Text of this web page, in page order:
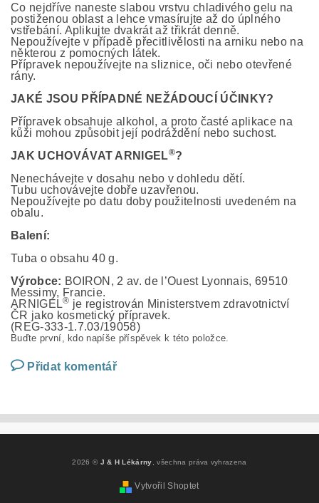
Co nejdříve naneste slabou vrstvu chladivého gelu na
postiženou oblast a lehce vmasírujte až do úplného
vstřebání. Aplikujte dvakrát až třikrát denně.
Nepoužívejte v případě přecitlivělosti na arniku nebo na
některou z pomocných látek.
Přípravek nepoužívejte na sliznice, oči nebo otevřené
rány.
JAKÉ JSOU PŘÍPADNÉ NEŽÁDOUCÍ ÚČINKY?
Přípravek obsahuje alkohol, a proto časté aplikace na
kůži mohou způsobit její podráždění nebo suchost.
JAK UCHOVÁVAT ARNIGEL®?
Nenechávejte v dosahu nebo v dohledu dětí.
Tubu uchovávejte dobře uzavřenou.
Nepoužívejte po datu doby použitelnosti uvedeném na
obalu.
Balení:
Tuba o obsahu 40 g.
Výrobce: BOIRON, 2 av. de l’Ouest Lyonnais, 69510
Messimy, Francie.
ARNIGEL® je registrován Ministerstvem zdravotnictví
ČR jako kosmetický přípravek.
(REG-333-1.7.03/19058)
Buďte první, kdo napíše příspěvek k této položce.
Přidat komentář
2026 © J & H Lékárny , všechna práva vyhrazena
Vytvořil Shoptet